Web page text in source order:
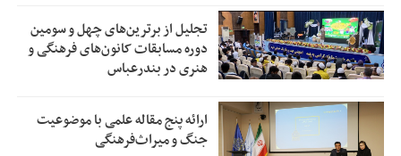
تجلیل از بر‌ترین‌های چهل و سومین
دوره مسابقات کانون‌های فرهنگی و
هنری در بندرعباس
ارائه پنج مقاله علمی با موضوعیت
جنگ و میراث‌فرهنگی